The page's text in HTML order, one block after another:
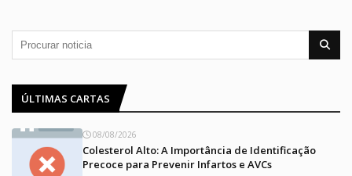
ÚLTIMAS CARTAS
08/08/2026
Colesterol Alto: A Importância de Identificação
Precoce para Prevenir Infartos e AVCs